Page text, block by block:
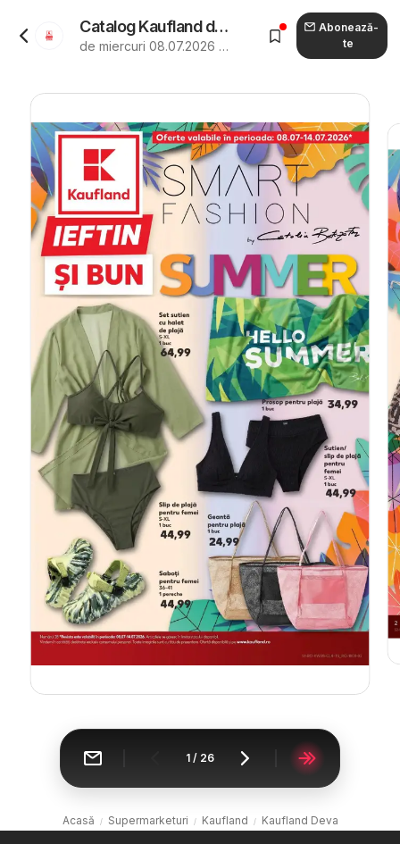
Catalog Kaufland de la 08.07.2026 - Revista "Kaufland Deva"
de miercuri 08.07.2026 până marți 14.07.2026
Abonează-
te
1 / 26
Acasă Supermarketuri Kaufland Kaufland Deva